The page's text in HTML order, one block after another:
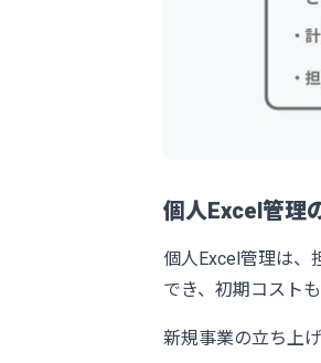
個人Excel管理
個人Excel管理は、
でき、初期コスト
新規事業の立ち上